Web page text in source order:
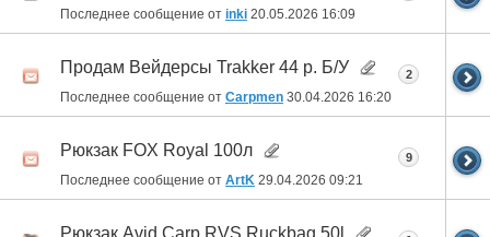
Последнее сообщение от inki 20.05.2026 16:09
Продам Вейдерсы Trakker 44 р. Б/У
Последнее сообщение от Carpmen 30.04.2026 16:20
2
Рюкзак FOX Royal 100л
Последнее сообщение от ArtK 29.04.2026 09:21
9
Рюкзак Avid Carp RVS Ruckbag 50l